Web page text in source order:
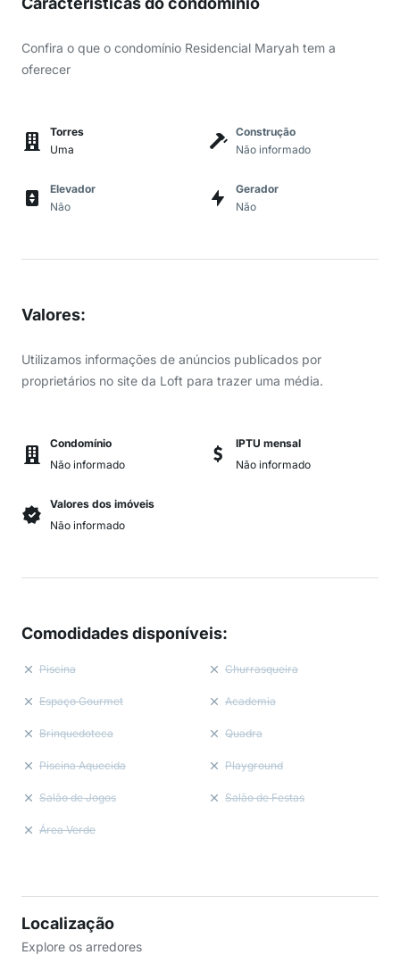
Confira o que o condomínio Residencial Maryah tem a
oferecer
Torres
Uma
Construção
Não informado
Elevador
Não
Gerador
Não
Valores:
Utilizamos informações de anúncios publicados por
proprietários no site da Loft para trazer uma média.
Condomínio
Não informado
IPTU mensal
Não informado
Valores dos imóveis
Não informado
Comodidades disponíveis:
Piscina Churrasqueira
Espaço Gourmet Academia
Brinquedoteca Quadra
Piscina Aquecida Playground
Salão de Jogos Salão de Festas
Área Verde
Localização
Explore os arredores